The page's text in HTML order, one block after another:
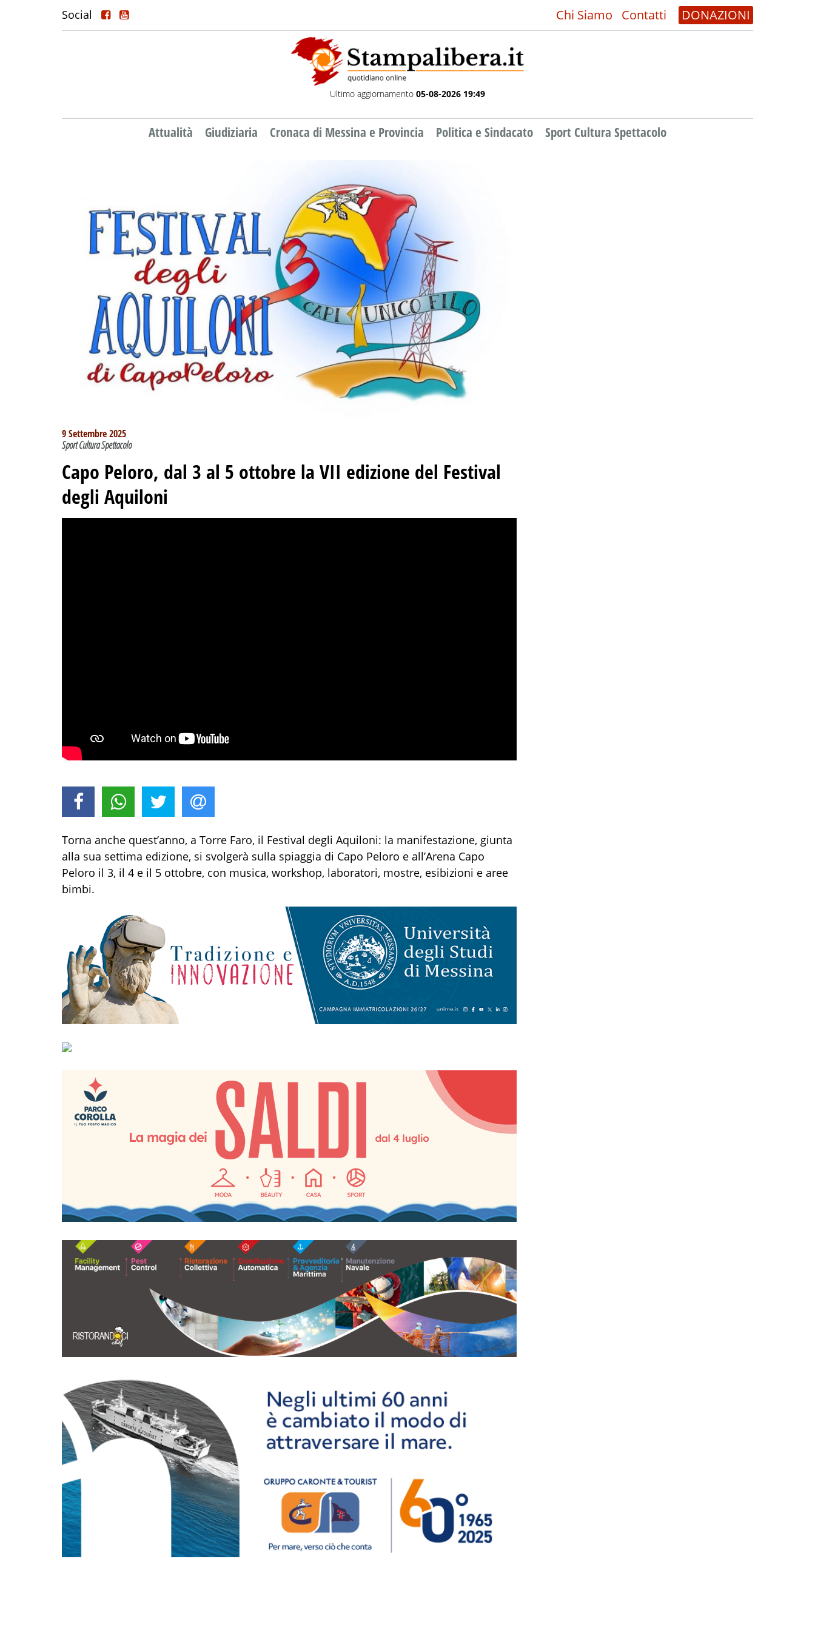
Social Chi Siamo Contatti DONAZIONI
Ultimo aggiornamento 05-08-2026 19:49
Attualità Giudiziaria Cronaca di Messina e Provincia Politica e Sindacato Sport Cultura Spettacolo
9 Settembre 2025
Sport Cultura Spettacolo
Capo Peloro, dal 3 al 5 ottobre la VII edizione del Festival
degli Aquiloni
Torna anche quest’anno, a Torre Faro, il Festival degli Aquiloni: la manifestazione, giunta
alla sua settima edizione, si svolgerà sulla spiaggia di Capo Peloro e all’Arena Capo
Peloro il 3, il 4 e il 5 ottobre, con musica, workshop, laboratori, mostre, esibizioni e aree
bimbi.